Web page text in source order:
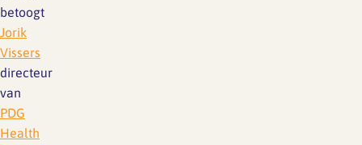
betoogt
Jorik
Vissers
directeur
van
PDG
Health